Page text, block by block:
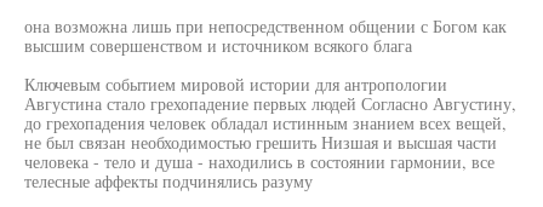
она возможна лишь при непосредственном общении с Богом как
высшим совершенством и источником всякого блага
Ключевым событием мировой истории для антропологии
Августина стало грехопадение первых людей Согласно Августину,
до грехопадения человек обладал истинным знанием всех вещей,
не был связан необходимостью грешить Низшая и высшая части
человека - тело и душа - находились в состоянии гармонии, все
телесные аффекты подчинялись разуму